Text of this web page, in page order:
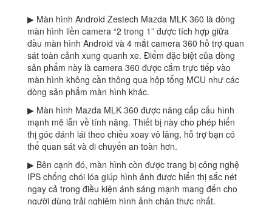
▶ Màn hình Android Zestech Mazda MLK 360 là dòng
màn hình liền camera “2 trong 1” được tích hợp giữa
đầu màn hình Android và 4 mắt camera 360 hỗ trợ quan
sát toàn cảnh xung quanh xe. Điểm đặc biệt của dòng
sản phẩm này là camera 360 được cắm trực tiếp vào
màn hình không cần thông qua hộp tổng MCU như các
dòng sản phẩm màn hình khác.
▶ Màn hình Mazda MLK 360 được nâng cấp cấu hình
mạnh mẽ lẫn về tính năng. Thiết bị này cho phép hiển
thị góc đánh lái theo chiều xoay vô lăng, hỗ trợ bạn có
thể quan sát và di chuyển an toàn hơn.
▶ Bên cạnh đó, màn hình còn được trang bị công nghệ
IPS chống chói lóa giúp hình ảnh được hiển thị sắc nét
ngay cả trong điều kiện ánh sáng mạnh mang đến cho
người dùng trải nghiệm hình ảnh chân thực nhất.